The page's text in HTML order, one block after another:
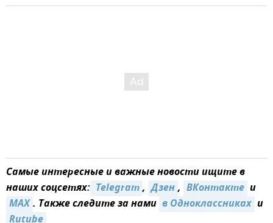
Самые интересные и важные новости ищите в
наших соцсетях: Telegram, Дзен, ВКонтакте и
MAX. Также следите за нами в Одноклассниках и